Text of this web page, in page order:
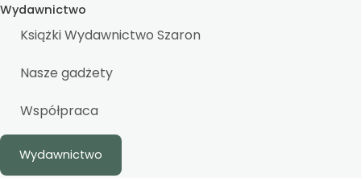
Wydawnictwo
Książki Wydawnictwo Szaron
Nasze gadżety
Współpraca
Wydawnictwo